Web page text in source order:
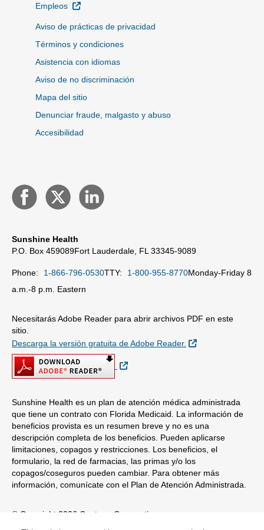
Empleos
Sitio Externo
Aviso de prácticas de privacidad
Términos y condiciones
Asistencia con idiomas
Aviso de no discriminación
Mapa del sitio
Denunciar fraude, malgasto y abuso
Accesibilidad
Sunshine Health
P.O. Box 459089Fort Lauderdale, FL 33345-9089
Phone: 1-866-796-0530TTY: 1-800-955-8770Monday-Friday 8
a.m.-8 p.m. Eastern
Necesitarás Adobe Reader para abrir archivos PDF en este
sitio.
Descarga la versión gratuita de Adobe Reader.
Sitio Externo
Sitio Externo
Sunshine Health es un plan de atención médica administrada
que tiene un contrato con Florida Medicaid. La información de
beneficios provista es un resumen breve y no es una
descripción completa de los beneficios. Pueden aplicarse
limitaciones, copagos y restricciones. Los beneficios, el
formulario, la red de farmacias, las primas y/o los
copagos/coseguros pueden cambiar. Para obtener más
información, comunícate con el Plan de Atención Administrada.
© Copyright 2026 Centene Corporation